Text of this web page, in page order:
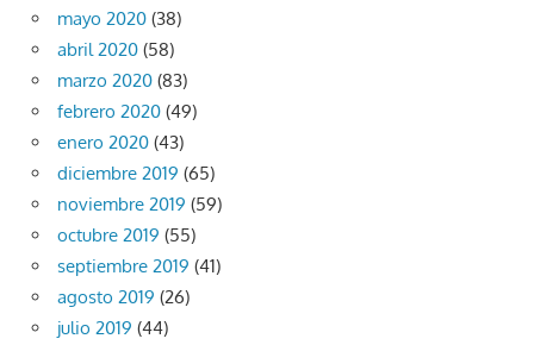
mayo 2020 (38)
abril 2020 (58)
marzo 2020 (83)
febrero 2020 (49)
enero 2020 (43)
diciembre 2019 (65)
noviembre 2019 (59)
octubre 2019 (55)
septiembre 2019 (41)
agosto 2019 (26)
julio 2019 (44)